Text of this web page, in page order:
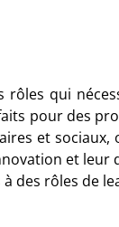
rôles qui
pour des
et
et
des rôles de